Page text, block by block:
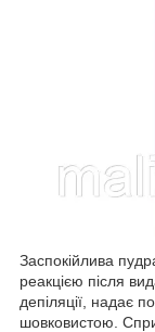
Заспокійлива
реакцією після
депіляції, надає
шовковистою.